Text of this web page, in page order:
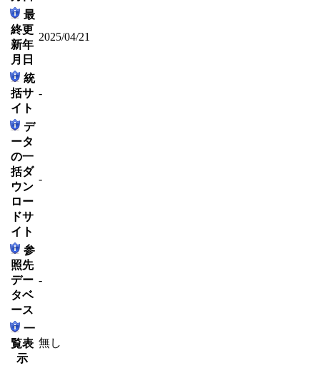
最
終更
新年
月日
2025/04/21
統
括サ
イト
-
デ
ータ
の一
括ダ
ウン
ロー
ドサ
イト
-
参
照先
デー
タベ
ース
-
一
覧表
示
無し